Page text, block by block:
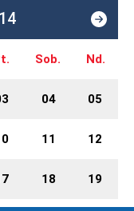
Sob. Nd.
04 05
11 12
18 19